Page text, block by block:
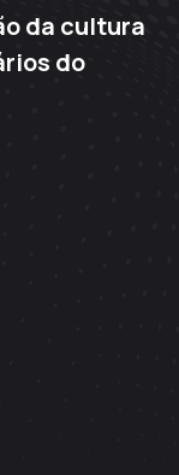
da cultura
do